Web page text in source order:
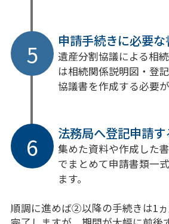
5 申請手続きに必要
遺産分割協議による相
は相続関係説明図・登
協議書を作成する必要が
6 法務局へ登記申請す
集めた資料や作成した
でまとめて申請書類一
ます。
順調に進めば②以降の手続きは1